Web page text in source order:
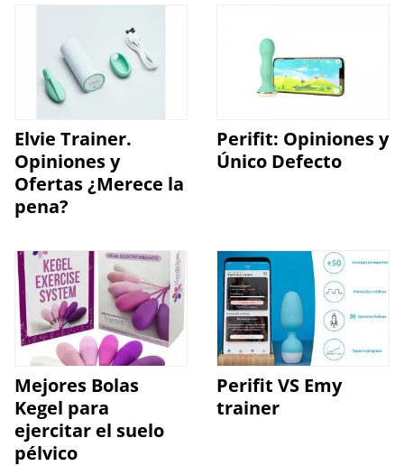
Elvie Trainer.
Opiniones y
Ofertas ¿Merece la
pena?
Perifit: Opiniones y
Único Defecto
Mejores Bolas
Kegel para
ejercitar el suelo
pélvico
Perifit VS Emy
trainer